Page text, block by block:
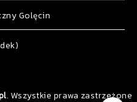
Golęcin
. Wszystkie prawa zastrzeżone